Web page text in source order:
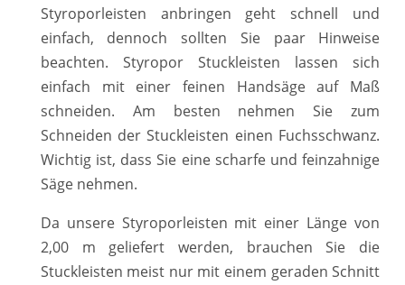
Styroporleisten anbringen geht schnell und
einfach, dennoch sollten Sie paar Hinweise
beachten. Styropor Stuckleisten lassen sich
einfach mit einer feinen Handsäge auf Maß
schneiden. Am besten nehmen Sie zum
Schneiden der Stuckleisten einen Fuchsschwanz.
Wichtig ist, dass Sie eine scharfe und feinzahnige
Säge nehmen.
Da unsere Styroporleisten mit einer Länge von
2,00 m geliefert werden, brauchen Sie die
Stuckleisten meist nur mit einem geraden Schnitt